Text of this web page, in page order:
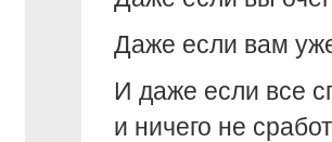
Даже если вам
И даже если все
и ничего не